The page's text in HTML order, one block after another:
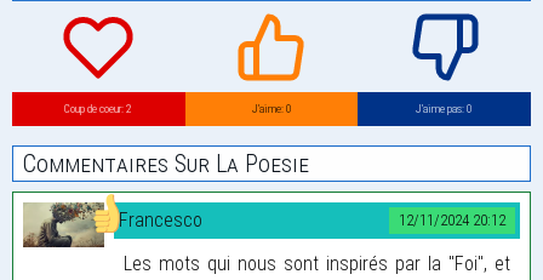
Coup de coeur: 2 J’aime: 0 J’aime pas: 0
Commentaires Sur La Poesie
12/11/2024 20:12
Francesco
Les mots qui nous sont inspirés par la "Foi", et